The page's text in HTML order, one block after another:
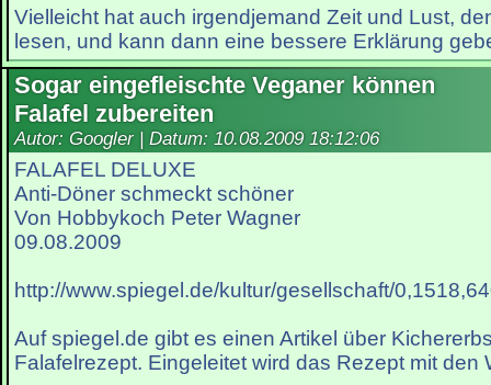
Vielleicht hat auch irgendjemand Zeit und Lust,
lesen, und kann dann eine bessere Erklärung
Sogar eingefleischte Veganer können
Falafel zubereiten
Autor: Googler | Datum: 10.08.2009 18:12:06
FALAFEL DELUXE
Anti-Döner schmeckt schöner
Von Hobbykoch Peter Wagner
09.08.2009
http://www.spiegel.de/kultur/gesellschaft/
Auf spiegel.de gibt es einen Artikel über
Falafelrezept. Eingeleitet wird das Rezept mit den